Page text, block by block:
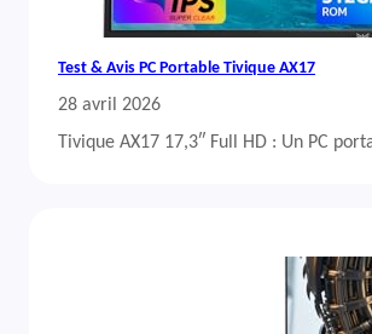
Test & Avis PC Portable Tivique AX17
28 avril 2026
Tivique AX17 17,3″ Full HD : Un PC